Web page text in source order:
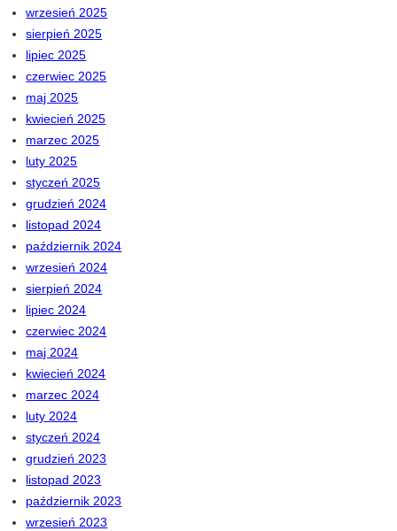
wrzesień 2025
sierpień 2025
lipiec 2025
czerwiec 2025
maj 2025
kwiecień 2025
marzec 2025
luty 2025
styczeń 2025
grudzień 2024
listopad 2024
październik 2024
wrzesień 2024
sierpień 2024
lipiec 2024
czerwiec 2024
maj 2024
kwiecień 2024
marzec 2024
luty 2024
styczeń 2024
grudzień 2023
listopad 2023
październik 2023
wrzesień 2023